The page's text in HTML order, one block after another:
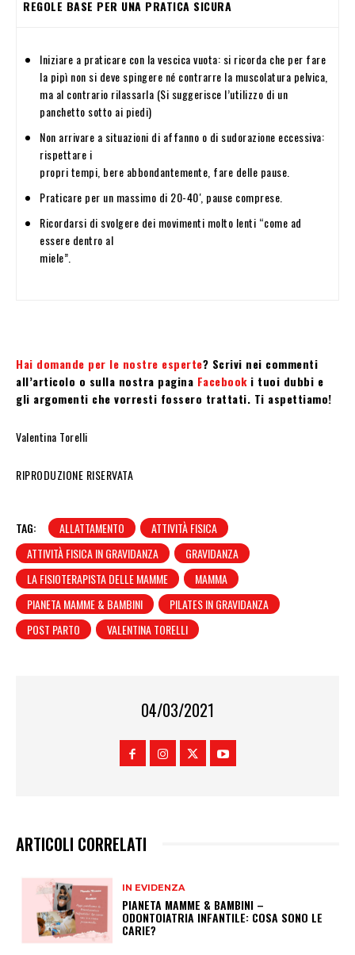
REGOLE BASE PER UNA PRATICA SICURA
Iniziare a praticare con la vescica vuota: si ricorda che per fare
la pipì non si deve spingere né contrarre la muscolatura pelvica,
ma al contrario rilassarla (Si suggerisce l’utilizzo di un
panchetto sotto ai piedi)
Non arrivare a situazioni di affanno o di sudorazione eccessiva:
rispettare i
propri tempi, bere abbondantemente, fare delle pause.
Praticare per un massimo di 20-40′, pause comprese.
Ricordarsi di svolgere dei movimenti molto lenti “come ad
essere dentro al
miele”.
Hai domande per le nostre esperte? Scrivi nei commenti
all’articolo o sulla nostra pagina Facebooki tuoi dubbi e
gli argomenti che vorresti fossero trattati. Ti aspettiamo!
Valentina Torelli
RIPRODUZIONE RISERVATA
TAG: ALLATTAMENTO
ATTIVITÀ FISICA
ATTIVITÀ FISICA IN GRAVIDANZA
GRAVIDANZA
LA FISIOTERAPISTA DELLE MAMME
MAMMA
PIANETA MAMME & BAMBINI
PILATES IN GRAVIDANZA
POST PARTO
VALENTINA TORELLI
04/03/2021
ARTICOLI CORRELATI
IN EVIDENZA
PIANETA MAMME & BAMBINI –
ODONTOIATRIA INFANTILE: COSA SONO LE
CARIE?